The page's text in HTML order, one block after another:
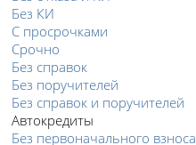
Без КИ
С просрочками
Срочно
Без справок
Без поручителей
Без справок и поручителей
Автокредиты
Без первоначального взноса